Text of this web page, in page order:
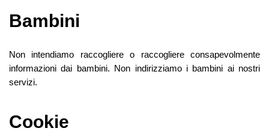
Bambini
Non intendiamo raccogliere o raccogliere consapevolmente
informazioni dai bambini. Non indirizziamo i bambini ai nostri
servizi.
Cookie